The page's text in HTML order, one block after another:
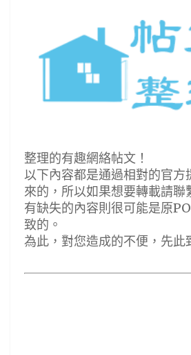
整理的有趣網絡帖文！
以下內容都是通過相對的官方
來的，所以如果想要轉載請聯
有缺失的內容則很可能是原
致的。
為此，對您造成的不便，先此